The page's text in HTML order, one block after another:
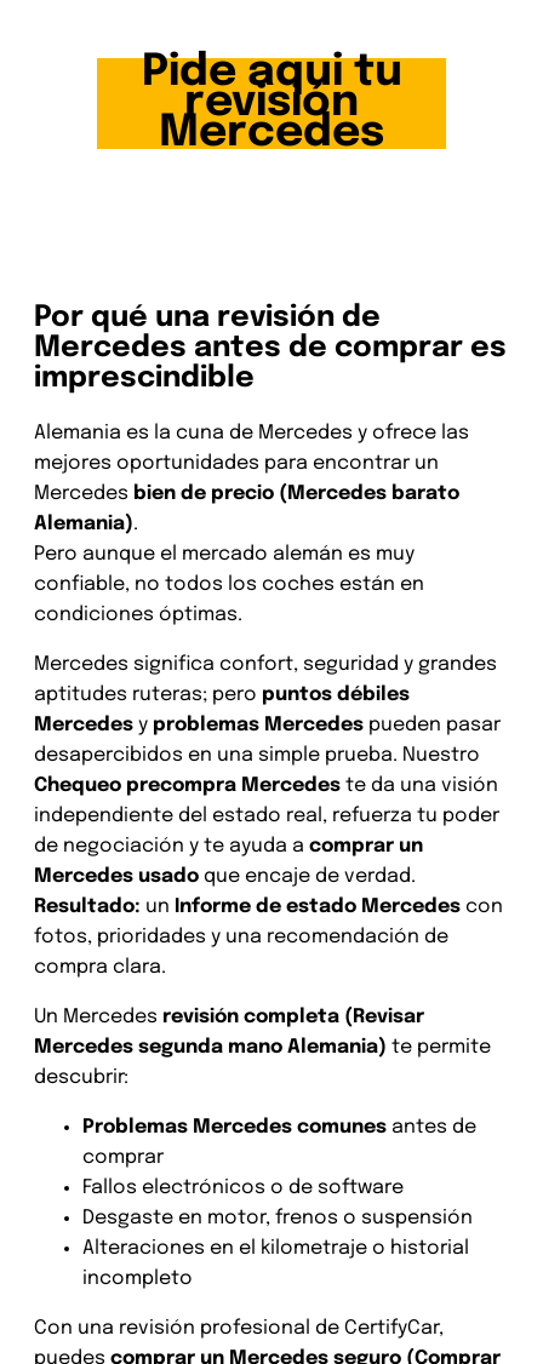
Pide aqui tu
revisión
Mercedes
Por qué una revisión de
Mercedes antes de comprar es
imprescindible
Alemania es la cuna de Mercedes y ofrece las
mejores oportunidades para encontrar un
Mercedes bien de precio (Mercedes barato
Alemania).
Pero aunque el mercado alemán es muy
confiable, no todos los coches están en
condiciones óptimas.
Mercedes significa confort, seguridad y grandes
aptitudes ruteras; pero puntos débiles
Mercedes y problemas Mercedes pueden pasar
desapercibidos en una simple prueba. Nuestro
Chequeo precompra Mercedes te da una visión
independiente del estado real, refuerza tu poder
de negociación y te ayuda a comprar un
Mercedes usado que encaje de verdad.
Resultado: un Informe de estado Mercedes con
fotos, prioridades y una recomendación de
compra clara.
Un Mercedes revisión completa (Revisar
Mercedes segunda mano Alemania) te permite
descubrir:
Problemas Mercedes comunes antes de
comprar
Fallos electrónicos o de software
Desgaste en motor, frenos o suspensión
Alteraciones en el kilometraje o historial
incompleto
Con una revisión profesional de CertifyCar,
puedes comprar un Mercedes seguro (Comprar